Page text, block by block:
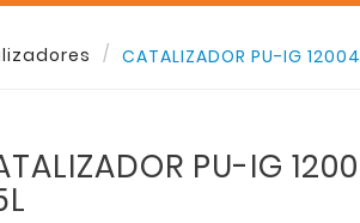
CATALIZADOR PU-IG
PU-IG
buscas.